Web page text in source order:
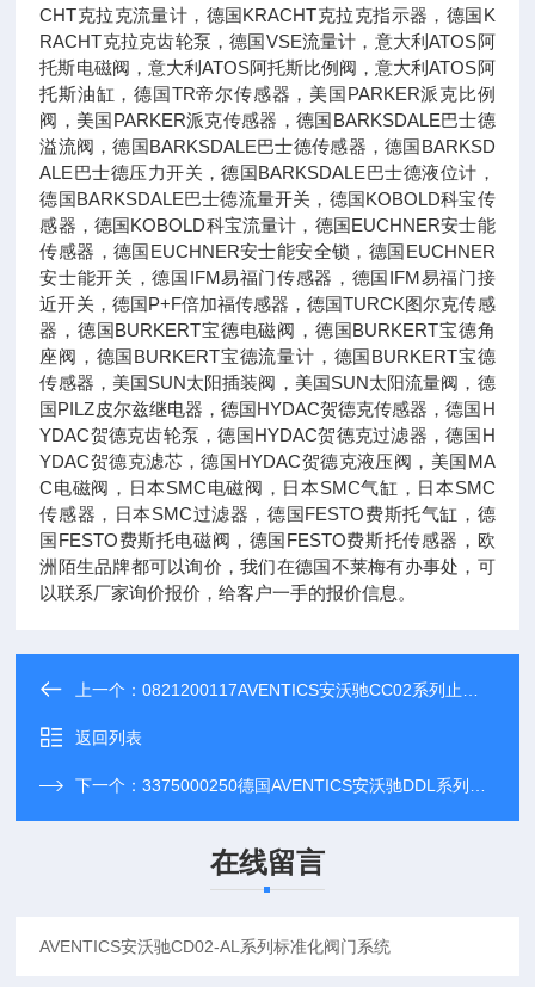
CHT克拉克流量计，德国KRACHT克拉克指示器，德国K
RACHT克拉克齿轮泵，德国VSE流量计，意大利ATOS阿
托斯电磁阀，意大利ATOS阿托斯比例阀，意大利ATOS阿
托斯油缸，德国TR帝尔传感器，美国PARKER派克比例
阀，美国PARKER派克传感器，德国BARKSDALE巴士德
溢流阀，德国BARKSDALE巴士德传感器，德国BARKSD
ALE巴士德压力开关，德国BARKSDALE巴士德液位计，
德国BARKSDALE巴士德流量开关，德国KOBOLD科宝传
感器，德国KOBOLD科宝流量计，德国EUCHNER安士能
传感器，德国EUCHNER安士能安全锁，德国EUCHNER
安士能开关，德国IFM易福门传感器，德国IFM易福门接
近开关，德国P+F倍加福传感器，德国TURCK图尔克传感
器，德国BURKERT宝德电磁阀，德国BURKERT宝德角
座阀，德国BURKERT宝德流量计，德国BURKERT宝德
传感器，美国SUN太阳插装阀，美国SUN太阳流量阀，德
国PILZ皮尔兹继电器，德国HYDAC贺德克传感器，德国H
YDAC贺德克齿轮泵，德国HYDAC贺德克过滤器，德国H
YDAC贺德克滤芯，德国HYDAC贺德克液压阀，美国MA
C电磁阀，日本SMC电磁阀，日本SMC气缸，日本SMC
传感器，日本SMC过滤器，德国FESTO费斯托气缸，德
国FESTO费斯托电磁阀，德国FESTO费斯托传感器，欧
洲陌生品牌都可以询价，我们在德国不莱梅有办事处，可
以联系厂家询价报价，给客户一手的报价信息。
上一个：0821200117AVENTICS安沃驰CC02系列止回阀单向节流阀
返回列表
下一个：3375000250德国AVENTICS安沃驰DDL系列现场总线模块
在线留言